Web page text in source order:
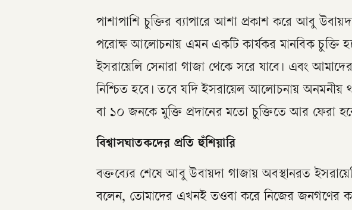
পাশাপাশি চুক্তির ব্যাপারে আশা প্রকাশ করে আবু
পরোক্ষ আলোচনায় এমন একটি কার্যকর মানবিক চুক্তি
ইসরায়েলি সেনারা গাজা থেকে সরে যাবে। এবং
নিশ্চিত হবে। তবে যদি ইসরায়েল আলোচনায় অনমনীয়
বা ১০ জনকে মুক্তি প্রদানের মতো চুক্তিতে আর ফেরা
বিশ্বাসঘাতকদের প্রতি হুঁশিয়ারি
বক্তব্যের শেষে আবু উবায়দা গাজায় অবস্থানরত
বলেন, তোমাদের এখনই তওবা করে নিজের জনগণের